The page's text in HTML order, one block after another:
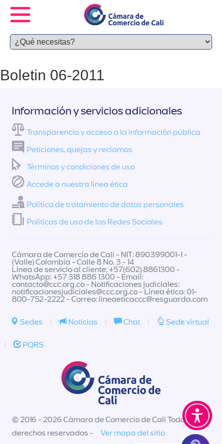
Boletin 06-2011
Información y servicios adicionales
Transparencia y acceso a la información pública
Peticiones, quejas y reclamos
Términos y condiciones de uso
Accede a nuestra línea ética
Política de tratamiento de datos personales
Políticas de uso de las Redes Sociales
Cámara de Comercio de Cali - NIT: 890399001-1 -
(Valle) Colombia - Calle 8 No. 3 - 14
Línea de servicio al cliente: +57(602) 8861300 -
WhatsApp: +57 318 886 1300 - Email:
contacto@ccc.org.co- Notificaciones judiciales:
notificacionesjudiciales@ccc.org.co- Línea ética: 01-
800-752-2222 - Correo: lineaeticaccc@resguarda.com
Sedes | Noticias | Chat | Sede virtual
| PQRS
© 2016 - 2026 Cámara de Comercio de Cali Todos los
derechos reservados -
Ver mapa del sitio